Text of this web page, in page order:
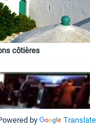
côtières
by Translate